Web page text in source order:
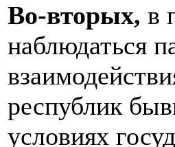
Во-вторых, в
наблюдаться
республик
условиях